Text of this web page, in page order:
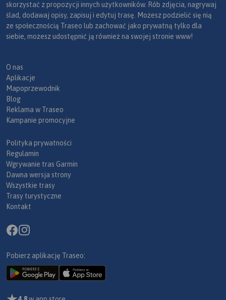
skorzystać z propozycji innych użytkowników. Rób zdjęcia, nagrywaj
ślad, dodawaj opisy, zapisuj i edytuj trasę. Możesz podzielić się nią
ze społecznością Traseo lub zachować jako prywatną tylko dla
siebie, możesz udostępnić ją również na swojej stronie www!
O nas
Aplikacje
Mapoprzewodnik
Blog
Reklama w Traseo
Kampanie promocyjne
Polityka prywatności
Regulamin
Wgrywanie tras Garmin
Dawna wersja strony
Wszystkie trasy
Trasy turystyczne
Kontakt
Pobierz aplikację Traseo: